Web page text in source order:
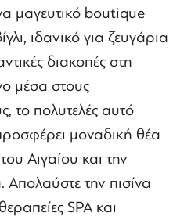
μαγευτικό boutique
ιδανικό για ζευγάρια
διακοπές στη
μέσα στους
το πολυτελές αυτό
μοναδική θέα
Αιγαίου και την
την πισίνα
SPA και